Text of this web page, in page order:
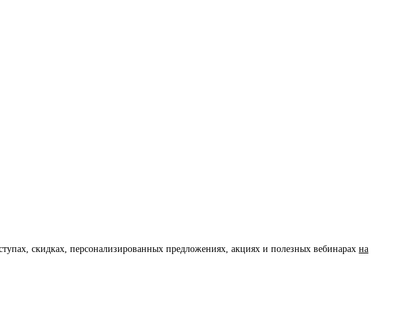
скидках, персонализированных предложениях, акциях и полезных вебинарах на